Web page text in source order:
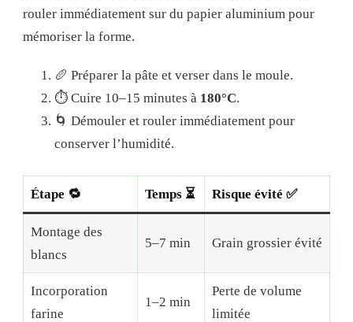
rouler immédiatement sur du papier aluminium pour
mémoriser la forme.
🥖 Préparer la pâte et verser dans le moule.
⏱ Cuire 10–15 minutes à 180°C.
🌀 Démouler et rouler immédiatement pour
conserver l’humidité.
Étape 🔁 Temps ⏳ Risque évité ✅
Montage des
blancs
5–7 min Grain grossier évité
Incorporation
farine
1–2 min
Perte de volume
limitée